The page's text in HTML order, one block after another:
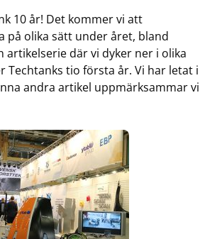
10 år! Det kommer vi att
på olika sätt under året, bland
artikelserie där vi dyker ner i olika
Techtanks tio första år. Vi har letat i
andra artikel uppmärksammar vi